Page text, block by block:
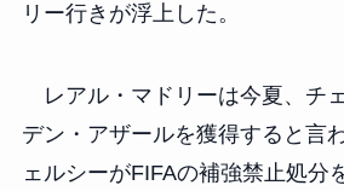
リー行きが浮上した。
レアル・マドリーは今夏、チ
デン・アザールを獲得すると言
ェルシーがFIFAの補強禁止処分